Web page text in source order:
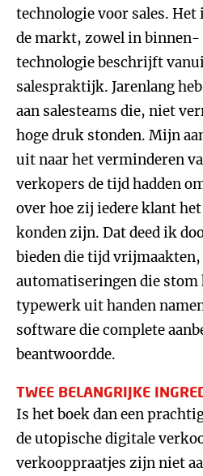
technologie voor sales. Het
de markt, zowel in binnen-
technologie beschrijft
salespraktijk. Jarenlang
aan salesteams die, niet
hoge druk stonden. Mijn
uit naar het verminderen
verkopers de tijd hadden
over hoe zij iedere klant
konden zijn. Dat deed ik
bieden die tijd
automatiseringen die
typewerk uit handen
software die complete
beantwoordde.
TWEE BELANGRIJKE
Is het boek dan een
de utopische digitale
verkooppraatjes zijn niet